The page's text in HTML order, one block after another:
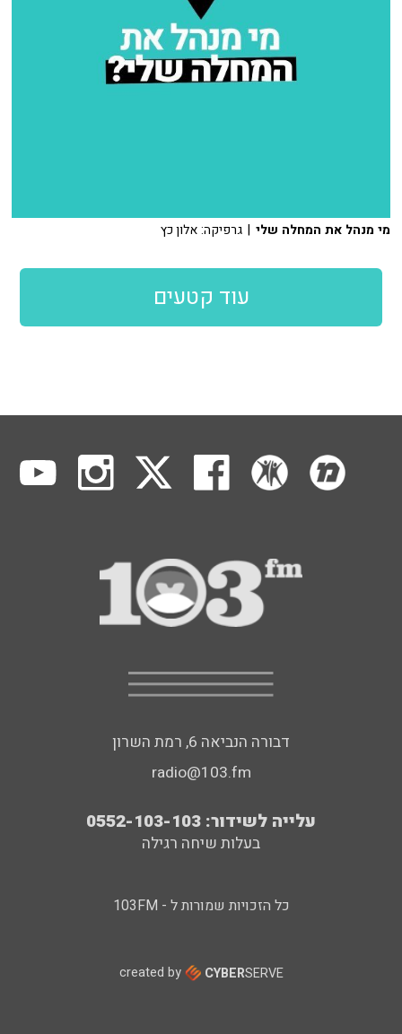
מי מנהל את המחלה שלי | גרפיקה: אלון כץ
עוד קטעים
דבורה הנביאה 6, רמת השרון
radio@103.fm
עלייה לשידור: 0552-103-103
בעלות שיחה רגילה
כל הזכויות שמורות ל - 103FM
created by CYBERSERVE